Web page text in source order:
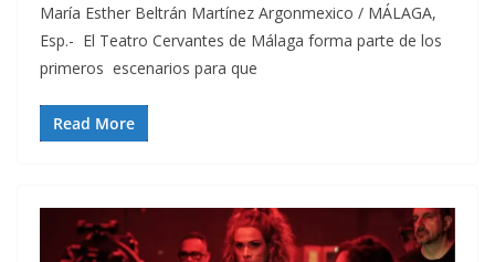
María Esther Beltrán Martínez Argonmexico / MÁLAGA,
Esp.- El Teatro Cervantes de Málaga forma parte de los
primeros escenarios para que
Read More